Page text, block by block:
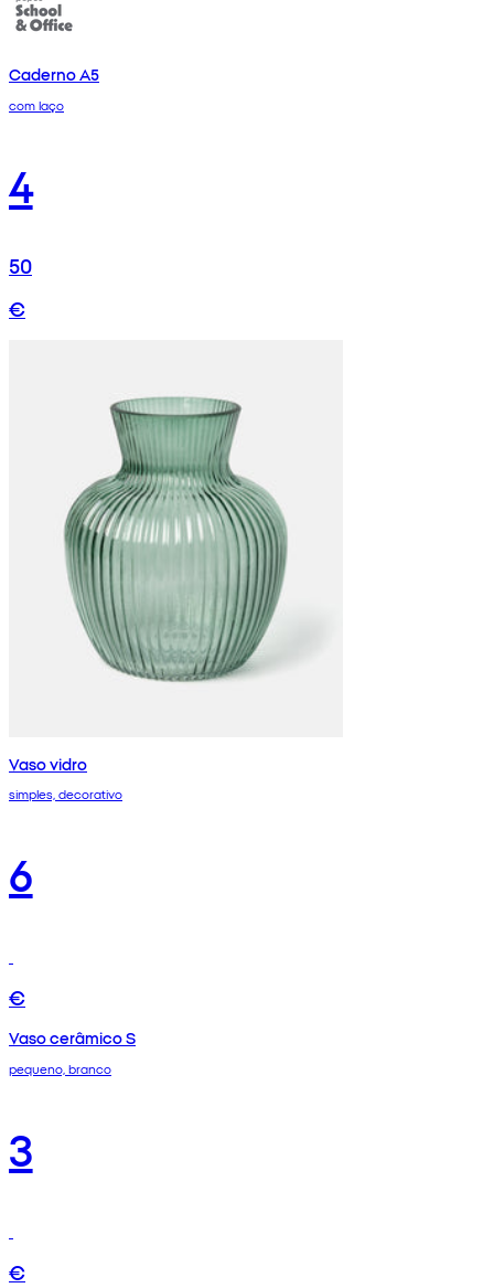
Caderno A5
com laço
4
50
€
Vaso vidro
simples, decorativo
6
€
Vaso cerâmico S
pequeno, branco
3
€